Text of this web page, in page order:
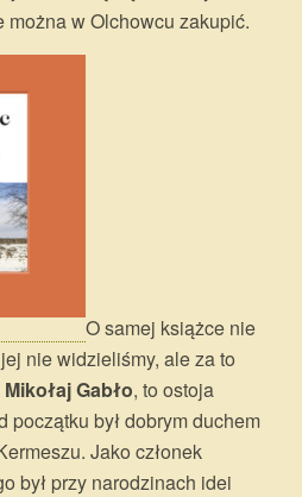
można w Olchowcu zakupić.
O samej książce nie
nie widzieliśmy, ale za to
Mikołaj Gabło, to ostoja
był dobrym duchem
Jako członek
był przy narodzinach idei